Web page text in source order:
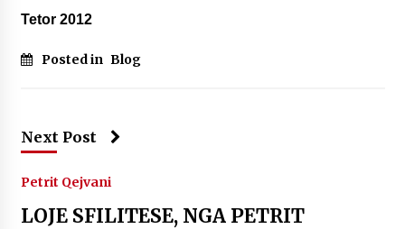
Tetor 2012
Posted in Blog
Next Post
Petrit Qejvani
LOJE SFILITESE, NGA PETRIT